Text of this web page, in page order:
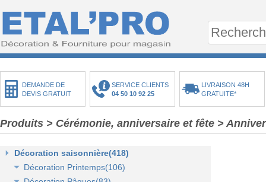
DEMANDE DE
DEVIS GRATUIT
SERVICE CLIENTS
04 50 10 92 25
LIVRAISON 48H
GRATUITE*
Produits > Cérémonie, anniversaire et fête >
Décoration saisonnière(418)
Décoration Printemps(106)